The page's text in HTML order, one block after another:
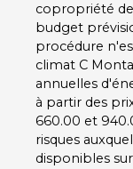
copropriété
budget
procédure
climat C
annuelles
à partir des
660.00 et
risques
disponibles